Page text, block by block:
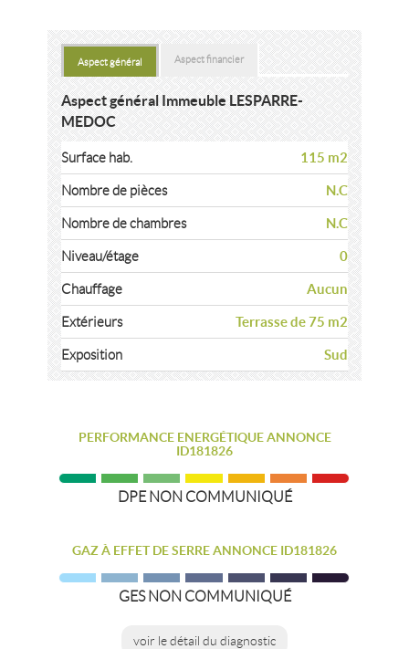
Aspect général Aspect financier
Aspect général Immeuble LESPARRE-
MEDOC
Surface hab. 115 m2
Nombre de pièces N.C
Nombre de chambres N.C
Niveau/étage 0
Chauffage Aucun
Extérieurs Terrasse de 75 m2
Exposition Sud
PERFORMANCE ENERGÉTIQUE ANNONCE
ID181826
DPE NON COMMUNIQUÉ
GAZ À EFFET DE SERRE ANNONCE ID181826
GES NON COMMUNIQUÉ
voir le détail du diagnostic